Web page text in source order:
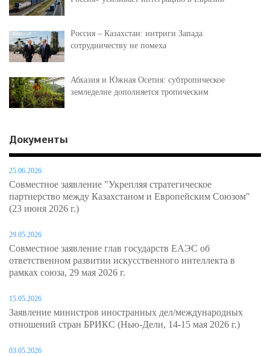
Россия – Казахстан: интриги Запада
сотрудничеству не помеха
Абхазия и Южная Осетия: субтропическое
земледелие дополняется тропическим
Документы
25.06.2026
Совместное заявление "Укрепляя стратегическое
партнерство между Казахстаном и Европейским Союзом"
(23 июня 2026 г.)
29.05.2026
Совместное заявление глав государств ЕАЭС об
ответственном развитии искусственного интеллекта в
рамках союза, 29 мая 2026 г.
15.05.2026
Заявление министров иностранных дел/международных
отношений стран БРИКС (Нью-Дели, 14-15 мая 2026 г.)
03.05.2026